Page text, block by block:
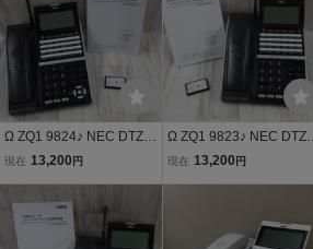
Ω ZQ1 9824♪ NEC DTZ-2
4BT-3D(BK)TEL Aspire U
返品可 超特価品
現在 13,200 円
Ω ZQ1 9823♪ NEC DTZ-2
4BT-3D(BK)TEL Aspire U
現在 13,200 円